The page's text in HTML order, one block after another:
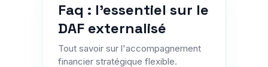
Faq : l'essentiel sur le
DAF externalisé
Tout savoir sur l'accompagnement
financier stratégique flexible.